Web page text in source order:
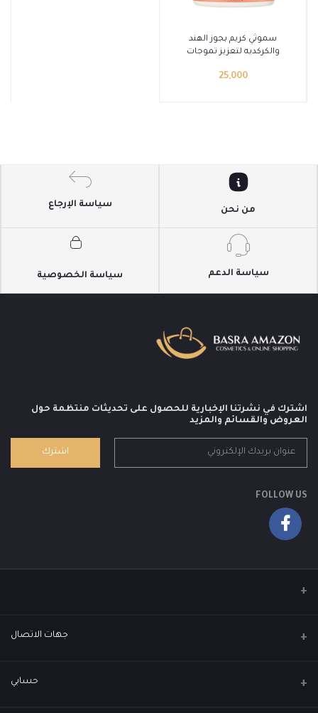
أضف إلى السلة
سموثي كريم بجوز الهند
والكركديه لتعزيز تموجات
25,000
من نحن
سياسة الإرجاع
سياسة الدعم سياسة الخصوصية
اشترك في نشرتنا الإخبارية للحصول على تحديثات منتظمة حول
العروض والقسائم والمزيد
اشترك
FOLLOW US
جهات الاتصال
العنوان
حسابي